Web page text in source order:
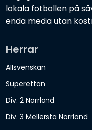
lokala fotbollen på
enda media utan
Herrar
Allsvenskan
Superettan
Div. 2 Norrland
Div. 3 Mellersta Norrland